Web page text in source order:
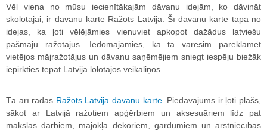
Vēl viena no mūsu iecienītākajām dāvanu idejām, ko dāvināt
skolotājai, ir dāvanu karte Ražots Latvijā. Šī dāvanu karte tapa no
idejas, ka ļoti vēlējāmies vienuviet apkopot dažādus latviešu
pašmāju ražotājus. Iedomājāmies, ka tā varēsim pareklamēt
vietējos mājražotājus un dāvanu saņēmējiem sniegt iespēju biežāk
iepirkties tepat Latvijā lolotajos veikaliņos.
Tā arī radās Ražots Latvijā dāvanu karte. Piedāvājums ir ļoti plašs,
sākot ar Latvijā ražotiem apģērbiem un aksesuāriem līdz pat
mākslas darbiem, mājokļa dekoriem, gardumiem un ārstniecības